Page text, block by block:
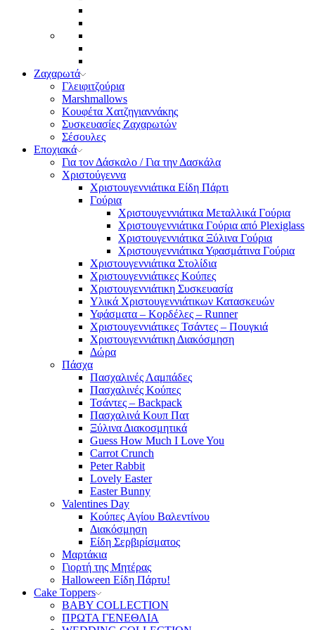
Ζαχαρωτά
Γλειφιτζούρια
Marshmallows
Κουφέτα Χατζηγιαννάκης
Συσκευασίες Ζαχαρωτών
Σέσουλες
Εποχιακά
Για τον Δάσκαλο / Για την Δασκάλα
Χριστούγεννα
Χριστουγεννιάτικα Είδη Πάρτι
Γούρια
Χριστουγεννιάτικα Μεταλλικά Γούρια
Χριστουγεννιάτικα Γούρια από Plexiglass
Χριστουγεννιάτικα Ξύλινα Γούρια
Χριστουγεννιάτικα Υφασμάτινα Γούρια
Χριστουγεννιάτικα Στολίδια
Χριστουγεννιάτικες Κούπες
Χριστουγεννιάτικη Συσκευασία
Υλικά Χριστουγεννιάτικων Κατασκευών
Υφάσματα – Κορδέλες – Runner
Χριστουγεννιάτικες Τσάντες – Πουγκιά
Χριστουγεννιάτικη Διακόσμηση
Δώρα
Πάσχα
Πασχαλινές Λαμπάδες
Πασχαλινές Κούπες
Τσάντες – Backpack
Πασχαλινά Κουπ Πατ
Ξύλινα Διακοσμητικά
Guess How Much I Love You
Carrot Crunch
Peter Rabbit
Lovely Easter
Easter Bunny
Valentines Day
Κούπες Aγίου Βαλεντίνου
Διακόσμηση
Είδη Σερβιρίσματος
Μαρτάκια
Γιορτή της Μητέρας
Halloween Είδη Πάρτυ!
Cake Toppers
BABY COLLECTION
ΠΡΩΤΑ ΓΕΝΕΘΛΙΑ